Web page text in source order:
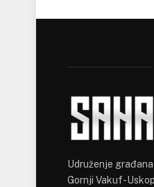
Udruženje
Gornji Vakuf-